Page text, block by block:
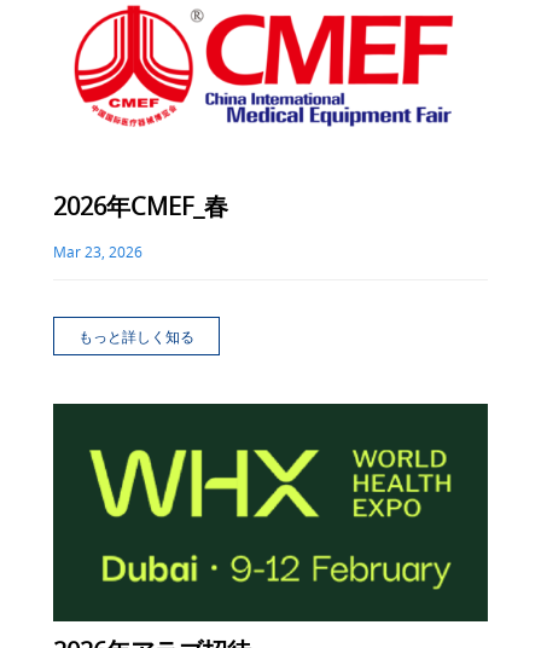
2026年CMEF_春
Mar 23, 2026
もっと詳しく知る